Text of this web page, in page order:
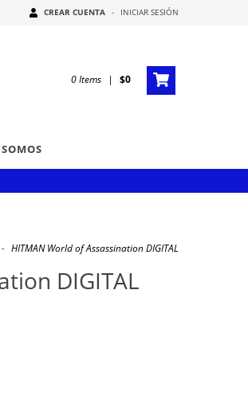
CREAR CUENTA - INICIAR SESIÓN
0Items | $0
- HITMAN World of Assassination DIGITAL
DIGITAL